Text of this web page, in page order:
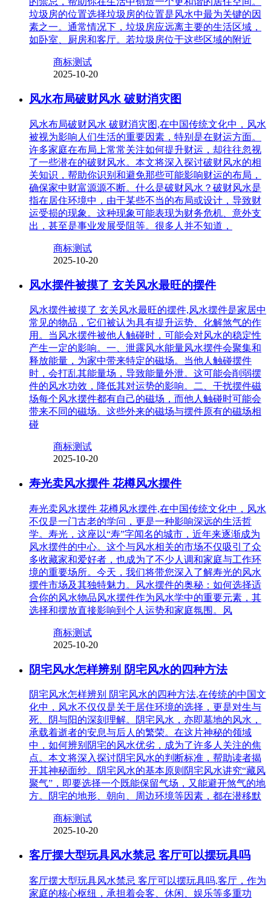
垃圾房的位置选择垃圾房的位置是风水中最为关键的因
素之一。通常情况下，垃圾房应远离主要的生活区域，
如卧室、厨房和客厅。若垃圾房位于这些区域的附近
商标测试
2025-10-20
风水布局破财风水 破财消灾图
风水布局破财风水 破财消灾图,在中国传统文化中，风水
被视为影响人们生活的重要因素，特别是在财运方面。
许多家庭在布局上常常关注如何提升财运，却往往忽视
了一些潜在的破财风水。本文将深入探讨破财风水的相
关知识，帮助你识别和避免那些可能影响财运的布局，
确保家中财富源源不断。什么是破财风水？破财风水是
指在居住环境中，由于某些不当的布局或设计，导致财
运受损的现象。这种现象可能表现为财务危机、意外支
出，甚至是事业发展受阻等。很多人并不知道，
商标测试
2025-10-20
风水摆件被摸了 玄关风水最旺的摆件
风水摆件被摸了 玄关风水最旺的摆件,风水摆件是家居中
常见的物品，它们被认为具有提升运势、化解煞气的作
用。当风水摆件被他人触碰时，可能会对风水的稳定性
产生一定的影响。一、泄露风水能量风水摆件会聚集和
释放能量，为家中带来特定的磁场。当他人触碰摆件
时，会打乱其能量场，导致能量外泄。这可能会削弱摆
件的风水功效，降低其对运势的影响。二、干扰摆件磁
场每个风水摆件都有自己的磁场，而他人触碰时可能会
带来不同的磁场。这些外来的磁场与摆件原有的磁场相
碰
商标测试
2025-10-20
寿光卖风水摆件 花樽风水摆件
寿光卖风水摆件 花樽风水摆件,在中国传统文化中，风水
不仅是一门古老的学问，更是一种影响深远的生活哲
学。寿光，这座以“寿”字闻名的城市，近年来逐渐成为
风水摆件的中心。这个与风水相关的市场不仅吸引了众
多收藏家和爱好者，也成为了不少人调和家庭与工作环
境的重要场所。今天，我们将带您深入了解寿光的风水
摆件市场及其独特魅力。风水摆件的奥秘：如何选择适
合你的风水物品风水摆件作为风水学中的重要元素，其
选择和摆放直接影响到个人运势和家庭氛围。风
商标测试
2025-10-20
阴宅风水怎样辨别 阴宅风水的四种方法
阴宅风水怎样辨别 阴宅风水的四种方法,在传统的中国文
化中，风水不仅仅是关于居住环境的选择，更是对生与
死、阴与阳的深刻理解。阴宅风水，亦即墓地的风水，
承载着逝者的安息与后人的繁荣。在这片神秘的领域
中，如何辨别阴宅的风水优劣，成为了许多人关注的焦
点。本文将深入探讨阴宅风水的判断标准，帮助读者揭
开其神秘面纱。阴宅风水的基本原则阴宅风水讲究“藏风
聚气”，即要选择一个既能保留气场，又能避开煞气的地
方。阴宅的地形、朝向、周边环境等因素，都在潜移默
商标测试
2025-10-20
客厅摆大型玩具风水禁忌 客厅可以摆玩具吗
客厅摆大型玩具风水禁忌 客厅可以摆玩具吗,客厅，作为
家庭的核心枢纽，承担着会客、休闲、娱乐等多重功